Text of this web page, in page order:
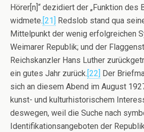
Hörer[n]“ dezidiert der „Funktion des
widmete. [21]
Redslob stand qua
Mittelpunkt der wenig erfolgreichen
Weimarer Republik; und der
Reichskanzler Hans Luther
ein gutes Jahr zurück. [22]
Der
sich an diesem Abend im August
kunst- und kulturhistorischem
deswegen, weil die Suche nach
Identifikationsangeboten der